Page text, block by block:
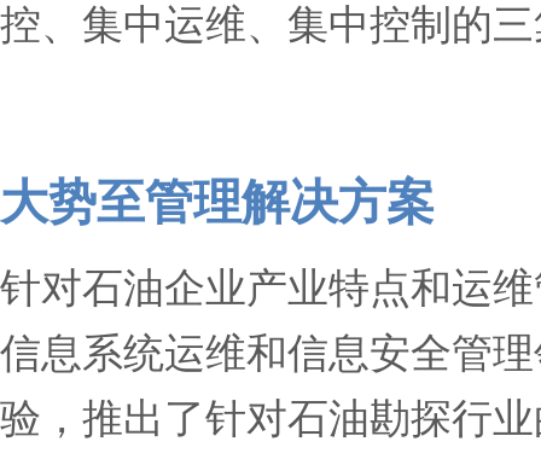
控、集中运维、集中控制的
大势至管理解决方案
针对石油企业产业特点和运
信息系统运维和信息安全管
验，推出了针对石油勘探行